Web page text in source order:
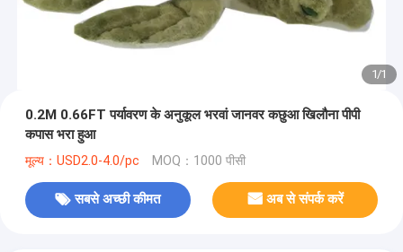
1/1
0.2M 0.66FT पर्यावरण के अनुकूल भरवां जानवर कछुआ खिलौना पीपी
कपास भरा हुआ
मूल्य：USD2.0-4.0/pc MOQ：1000 पीसी
सबसे अच्छी कीमत अब से संपर्क करें